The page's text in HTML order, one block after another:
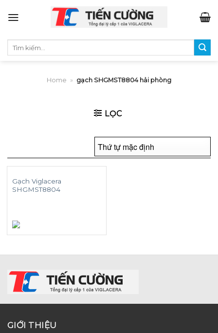
Home » gạch SHGMST8804 hải phòng
LỌC
Gạch Viglacera
SHGMST8804
GIỚI THIỆU